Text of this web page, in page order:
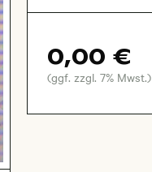
0,00 €
(ggf. zzgl. 7% Mwst.)